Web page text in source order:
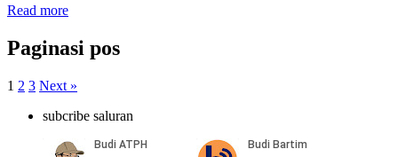
Read more
Paginasi pos
1 2 3 Next »
subcribe saluran